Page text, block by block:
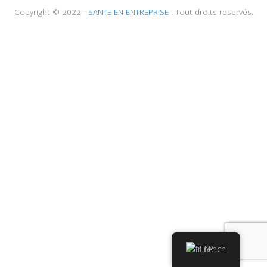
Copyright © 2022 -SANTE EN ENTREPRISE . Tout droits reservés.
French